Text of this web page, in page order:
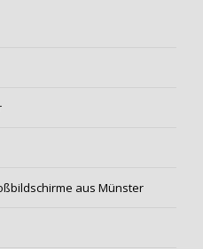
aus Münster